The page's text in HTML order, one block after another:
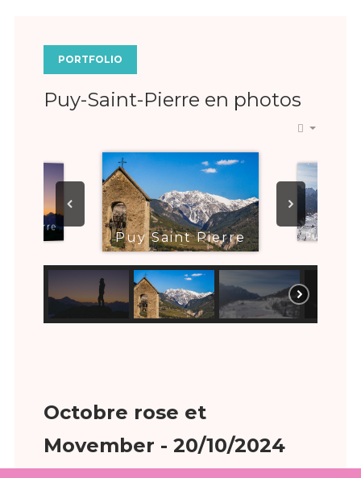
PORTFOLIO
Puy-Saint-Pierre en photos
Pierre
Puy Saint Pierre Puy Saint
Octobre rose et
Movember - 20/10/2024